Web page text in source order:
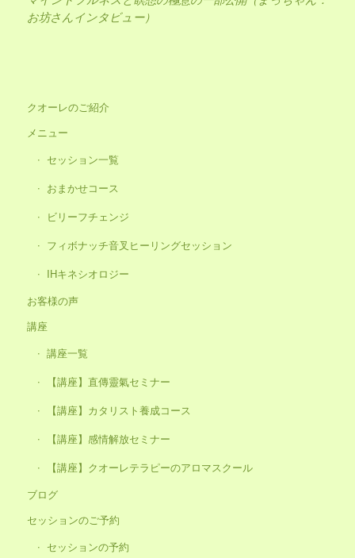
お坊さんインタビュー）
クオーレのご紹介
メニュー
セッション一覧
おまかせコース
ビリーフチェンジ
フィボナッチ音叉ヒーリングセッション
IHキネシオロジー
お客様の声
講座
講座一覧
【講座】直傳靈氣セミナー
【講座】カタリスト養成コース
【講座】感情解放セミナー
【講座】クオーレテラピーのアロマスクール
ブログ
セッションのご予約
セッションの予約